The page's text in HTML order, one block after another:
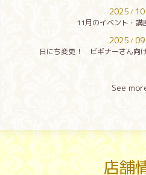
2025 / 10
11月のイベント・講
2025 / 09
日にち変更！ ビギナーさん向
See
店舗